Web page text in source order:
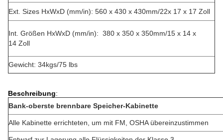
Ext. Sizes HxWxD (mm/in): 560 x 430 x 430mm/22x 17 x 17 Zoll
Int. Größen HxWxD (mm/in): 380 x 350 x 350mm/15 x 14 x
14 Zoll
Gewicht: 34kgs/75 lbs
Beschreibung:
Bank-oberste brennbare Speicher-Kabinette
Alle Kabinette errichteten, um mit FM, OSHA übereinzustimmen